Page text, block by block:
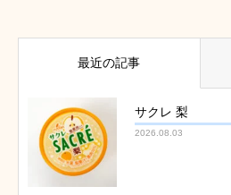
最近の記事
サクレ 梨
2026.08.03